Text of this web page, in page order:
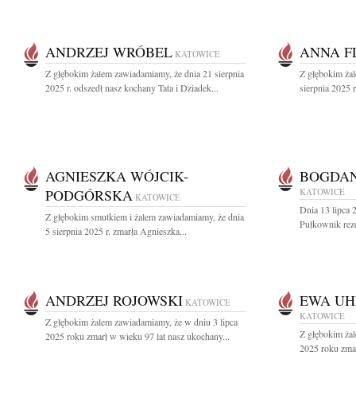
ANDRZEJ WRÓBEL KATOWICE
Z głębokim żalem zawiadamiamy, że dnia 21 sierpnia
2025 r. odszedł nasz kochany Tata i Dziadek...
ANNA
Z głębokim
sierpnia 2025
AGNIESZKA WÓJCIK-
PODGÓRSKA KATOWICE
Z głębokim smutkiem i żalem zawiadamiamy, że dnia
5 sierpnia 2025 r. zmarła Agnieszka...
KATOWICE
Dnia 13 lipca
Pułkownik
ANDRZEJ ROJOWSKI KATOWICE
Z głębokim żalem zawiadamiamy, że w dniu 3 lipca
2025 roku zmarł w wieku 97 lat nasz ukochany...
EWA
KATOWICE
Z głębokim
2025 roku